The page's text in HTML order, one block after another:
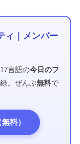
ィ｜メンバー
言語の今日のフ
。ぜんぶ無料で
料）